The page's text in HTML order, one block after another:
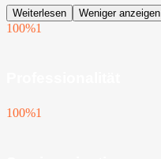
Weiterlesen Weniger anzeigen
100%1
100%1